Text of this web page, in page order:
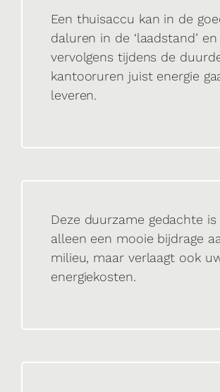
Een thuisaccu kan in de
daluren in de ‘laadstand’ en
vervolgens tijdens de
kantooruren juist energie
leveren.
Deze duurzame gedachte
alleen een mooie bijdrage
milieu, maar verlaagt ook
energiekosten.